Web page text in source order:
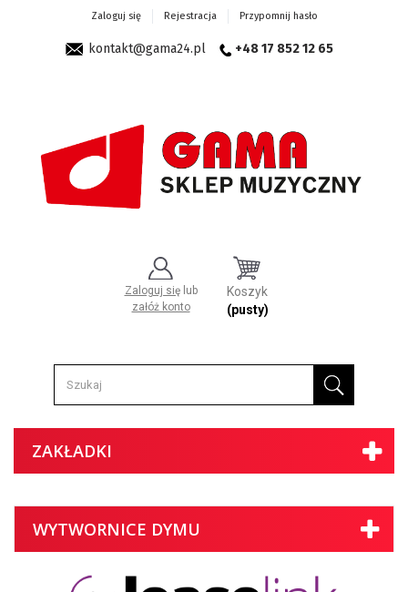
Zaloguj się Rejestracja Przypomnij hasło
kontakt@gama24.pl +48 17 852 12 65
Zaloguj się lub
załóż konto
Koszyk
(pusty)
ZAKŁADKI
WYTWORNICE DYMU